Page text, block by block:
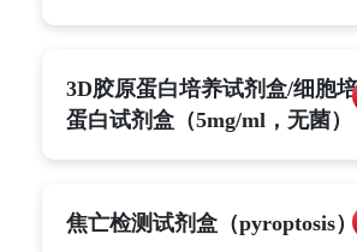
3D胶原蛋白培养试剂盒/细胞
蛋白试剂盒（5mg/ml，无菌）
焦亡检测试剂盒（pyroptosis